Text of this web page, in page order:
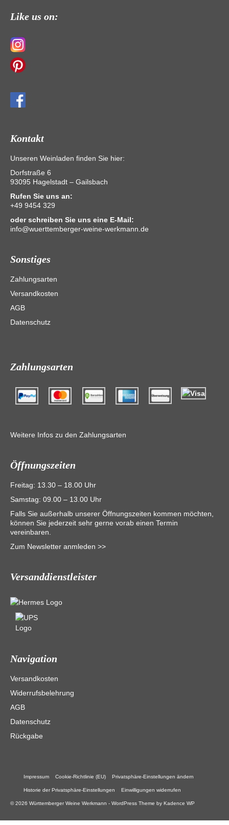
Like us on:
Kontakt
Unseren Weinladen finden Sie hier:
Dorfstraße 6
93095 Hagelstadt – Gailsbach
Rufen Sie uns an:
+49 9454 329
oder schreiben Sie uns eine E-Mail:
info@wuerttemberger-weine-werkmann.de
Sonstiges
Zahlungsarten
Versandkosten
AGB
Datenschutz
Zahlungsarten
Weitere Infos zu den Zahlungsarten
Öffnungszeiten
Freitag: 13.30 – 18.00 Uhr
Samstag: 09.00 – 13.00 Uhr
Falls Sie außerhalb unserer Öffnungszeiten kommen möchten,
können Sie jederzeit sehr gerne vorab einen Termin
vereinbaren.
Zum Newsletter anmleden >>
Versanddienstleister
Navigation
Versandkosten
Widerrufsbelehrung
AGB
Datenschutz
Rückgabe
Impressum Cookie-Richtlinie (EU) Privatsphäre-Einstellungen ändern
Historie der Privatsphäre-Einstellungen Einwilligungen widerrufen
© 2026 Württemberger Weine Werkmann - WordPress Theme by Kadence WP